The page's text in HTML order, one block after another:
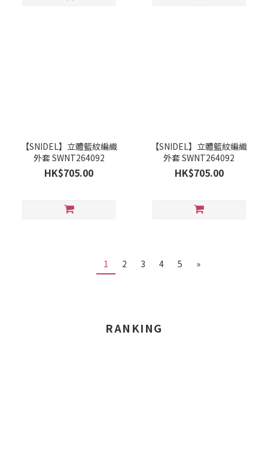
【SNIDEL】立體籃紋編織
外套 SWNT264092
HK$705.00
【SNIDEL】立體籃紋編織
外套 SWNT264092
HK$705.00
1 2 3 4 5 »
RANKING